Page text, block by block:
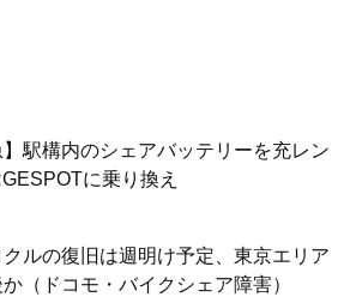
】駅構内のシェアバッテリーを充レン
に乗り換え
ルの復旧は週明け予定、東京エリア
（ドコモ・バイクシェア障害）